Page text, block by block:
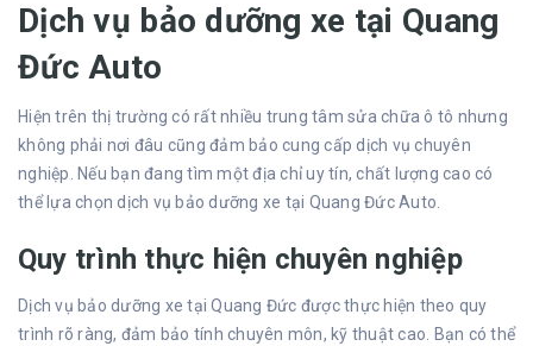
Dịch vụ bảo dưỡng xe tại Quang
Đức Auto
Hiện trên thị trường có rất nhiều trung tâm sửa chữa ô tô nhưng
không phải nơi đâu cũng đảm bảo cung cấp dịch vụ chuyên
nghiệp. Nếu bạn đang tìm một địa chỉ uy tín, chất lượng cao có
thể lựa chọn dịch vụ bảo dưỡng xe tại Quang Đức Auto.
Quy trình thực hiện chuyên nghiệp
Dịch vụ bảo dưỡng xe tại Quang Đức được thực hiện theo quy
trình rõ ràng, đảm bảo tính chuyên môn, kỹ thuật cao. Bạn có thể